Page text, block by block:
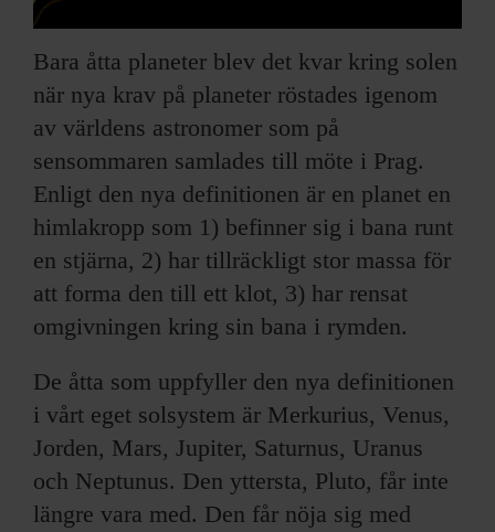
KONTAKTA F&F
SKRIV I F&F
PRENUMERERA PÅ F&F
ANNONSERA I F&F
OM F&F
Bara åtta planeter blev det kvar kring solen
när nya krav på planeter röstades igenom
av världens astronomer som på
sensommaren samlades till möte i Prag.
Enligt den nya definitionen är en planet en
himlakropp som 1) befinner sig i bana runt
en stjärna, 2) har tillräckligt stor massa för
att forma den till ett klot, 3) har rensat
omgivningen kring sin bana i rymden.
De åtta som uppfyller den nya definitionen
i vårt eget solsystem är Merkurius, Venus,
Jorden, Mars, Jupiter, Saturnus, Uranus
och Neptunus. Den yttersta, Pluto, får inte
längre vara med. Den får nöja sig med